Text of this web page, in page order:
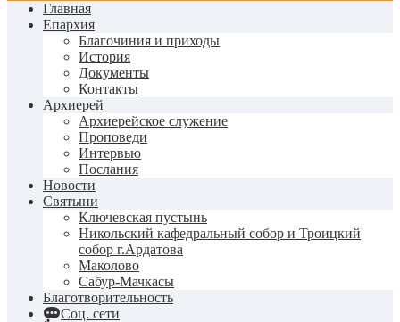
Главная
Епархия
Благочиния и приходы
История
Документы
Контакты
Архиерей
Архиерейское служение
Проповеди
Интервью
Послания
Новости
Святыни
Ключевская пустынь
Никольский кафедральный собор и Троицкий
собор г.Ардатова
Маколово
Сабур-Мачкасы
Благотворительность
Соц. сети